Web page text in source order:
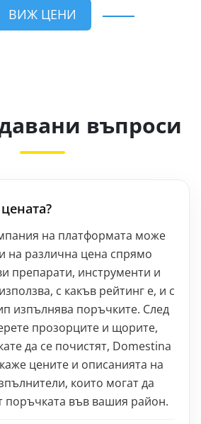
ВИЖ ЦЕНИ
въпроси
на платформата може
на различна цена спрямо
препарати, инструменти и
с какъв рейтинг е, и с
изпълнява поръчките. След
прозорците и щорите,
да се почистят, Domestina
цените и описанията на
които могат да
поръчката във вашия район.